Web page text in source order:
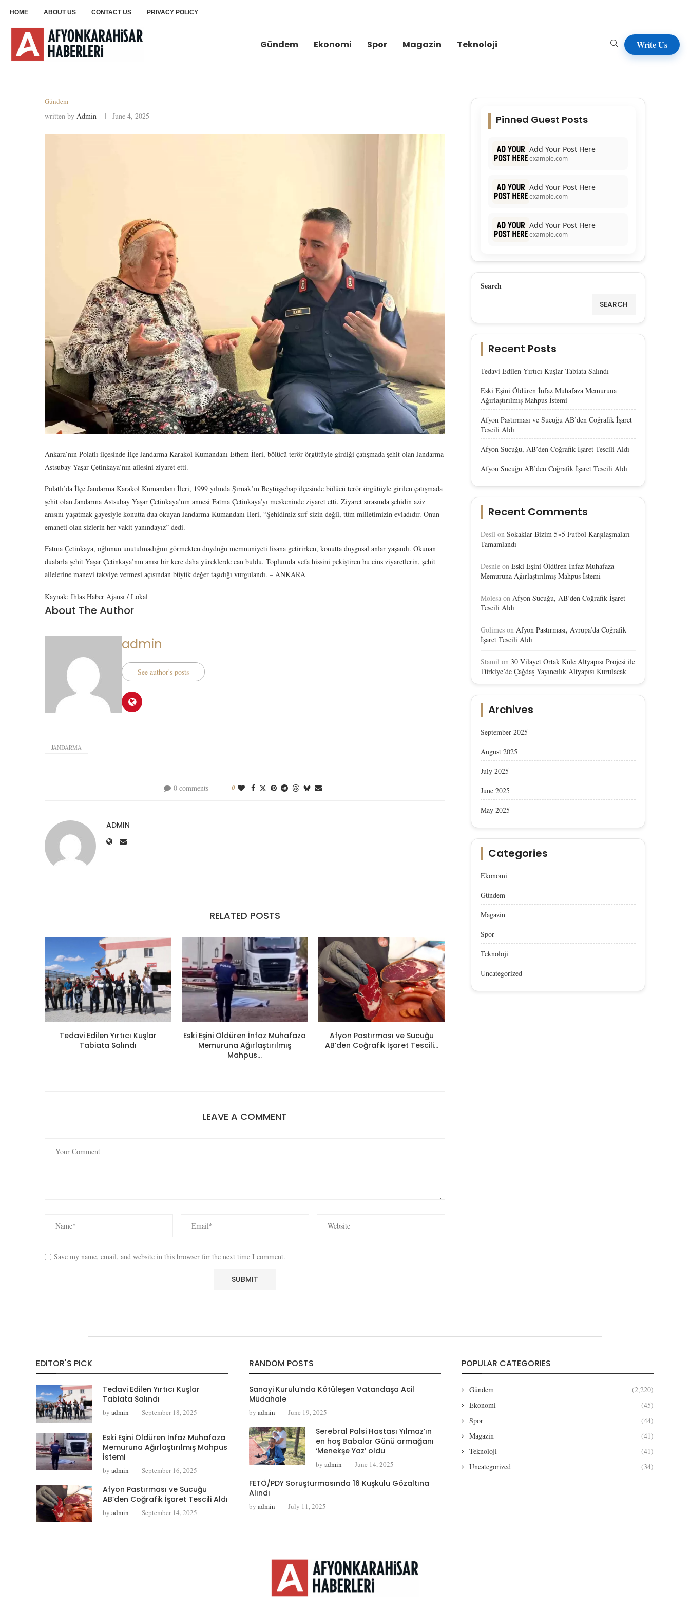
HOME ABOUT US CONTACT US PRIVACY POLICY
Gündem Ekonomi Spor Magazin Teknoloji Write Us
Gündem
written by Admin June 4, 2025
Ankara’nın Polatlı ilçesinde İlçe Jandarma Karakol Kumandanı Ethem İleri, bölücü terör örgütüyle girdiği çatışmada şehit olan Jandarma
Astsubay Yaşar Çetinkaya’nın ailesini ziyaret etti.
Polatlı’da İlçe Jandarma Karakol Kumandanı İleri, 1999 yılında Şırnak’ın Beytüşşebap ilçesinde bölücü terör örgütüyle girilen çatışmada
şehit olan Jandarma Astsubay Yaşar Çetinkaya’nın annesi Fatma Çetinkaya’yı meskeninde ziyaret etti. Ziyaret sırasında şehidin aziz
anısını yaşatmak gayesiyle konutta dua okuyan Jandarma Kumandanı İleri, “Şehidimiz sırf sizin değil, tüm milletimizin evladıdır. Onun
emaneti olan sizlerin her vakit yanındayız” dedi.
Fatma Çetinkaya, oğlunun unutulmadığını görmekten duyduğu memnuniyeti lisana getirirken, konutta duygusal anlar yaşandı. Okunan
dualarla şehit Yaşar Çetinkaya’nın anısı bir kere daha yüreklerde can buldu. Toplumda vefa hissini pekiştiren bu cins ziyaretlerin, şehit
ailelerine manevi takviye vermesi açısından büyük değer taşıdığı vurgulandı. – ANKARA
Kaynak: İhlas Haber Ajansı / Lokal
About The Author
admin
See author's posts
JANDARMA
0 comments 0
ADMIN
RELATED POSTS
Tedavi Edilen Yırtıcı Kuşlar
Tabiata Salındı
Eski Eşini Öldüren İnfaz Muhafaza
Memuruna Ağırlaştırılmış
Mahpus...
Afyon Pastırması ve Sucuğu
AB’den Coğrafik İşaret Tescili...
LEAVE A COMMENT
Save my name, email, and website in this browser for the next time I comment.
Pinned Guest Posts
Add Your Post Here
example.com
Add Your Post Here
example.com
Add Your Post Here
example.com
Search
SEARCH
Recent Posts
Tedavi Edilen Yırtıcı Kuşlar Tabiata Salındı
Eski Eşini Öldüren İnfaz Muhafaza Memuruna
Ağırlaştırılmış Mahpus İstemi
Afyon Pastırması ve Sucuğu AB’den Coğrafik İşaret
Tescili Aldı
Afyon Sucuğu, AB’den Coğrafik İşaret Tescili Aldı
Afyon Sucuğu AB’den Coğrafik İşaret Tescili Aldı
Recent Comments
Desil on Sokaklar Bizim 5×5 Futbol Karşılaşmaları
Tamamlandı
Desnie on Eski Eşini Öldüren İnfaz Muhafaza
Memuruna Ağırlaştırılmış Mahpus İstemi
Molesa on Afyon Sucuğu, AB’den Coğrafik İşaret
Tescili Aldı
Golimes on Afyon Pastırması, Avrupa’da Coğrafik
İşaret Tescili Aldı
Stamil on 30 Vilayet Ortak Kule Altyapısı Projesi ile
Türkiye’de Çağdaş Yayıncılık Altyapısı Kurulacak
Archives
September 2025
August 2025
July 2025
June 2025
May 2025
Categories
Ekonomi
Gündem
Magazin
Spor
Teknoloji
Uncategorized
EDITOR'S PICK
Tedavi Edilen Yırtıcı Kuşlar
Tabiata Salındı
by admin September 18, 2025
Eski Eşini Öldüren İnfaz Muhafaza
Memuruna Ağırlaştırılmış Mahpus
İstemi
by admin September 16, 2025
Afyon Pastırması ve Sucuğu
AB’den Coğrafik İşaret Tescili Aldı
by admin September 14, 2025
RANDOM POSTS
Sanayi Kurulu’nda Kötüleşen Vatandaşa Acil
Müdahale
by admin June 19, 2025
Serebral Palsi Hastası Yılmaz’ın
en hoş Babalar Günü armağanı
‘Menekşe Yaz’ oldu
by admin June 14, 2025
FETÖ/PDY Soruşturmasında 16 Kuşkulu Gözaltına
Alındı
by admin July 11, 2025
POPULAR CATEGORIES
Gündem
(2,220)
Ekonomi
(45)
Spor
(44)
Magazin
(41)
Teknoloji
(41)
Uncategorized
(34)